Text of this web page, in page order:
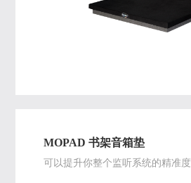
MOPAD 书架音箱垫
可以提升你整个监听系统的精准度